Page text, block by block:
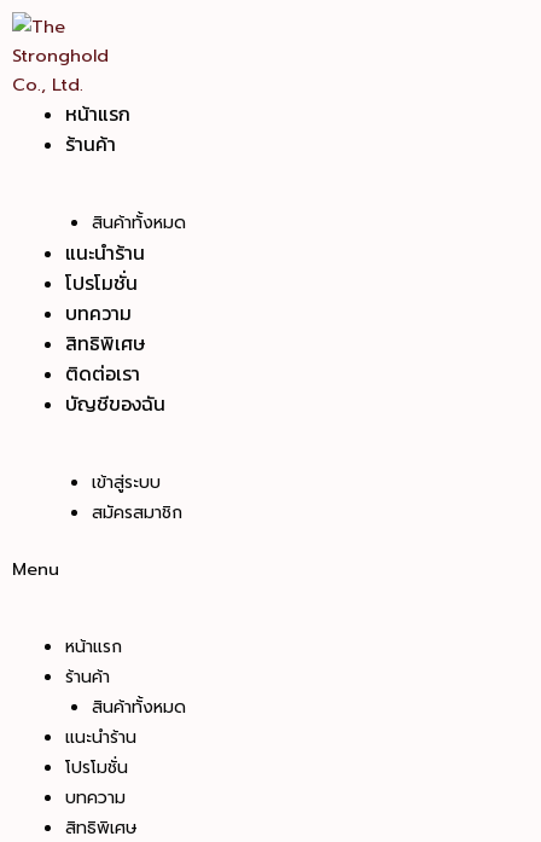
Skip
content
หน้าแรก
ร้านค้า
สินค้าทั้งหมด
แนะนำร้าน
โปรโมชั่น
บทความ
สิทธิพิเศษ
ติดต่อเรา
บัญชีของฉัน
เข้าสู่ระบบ
สมัครสมาชิก
Menu
หน้าแรก
ร้านค้า
สินค้าทั้งหมด
แนะนำร้าน
โปรโมชั่น
บทความ
สิทธิพิเศษ